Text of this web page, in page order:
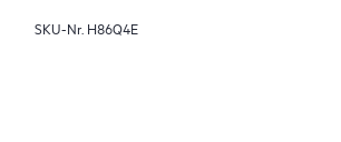
SKU-Nr. H86Q4E